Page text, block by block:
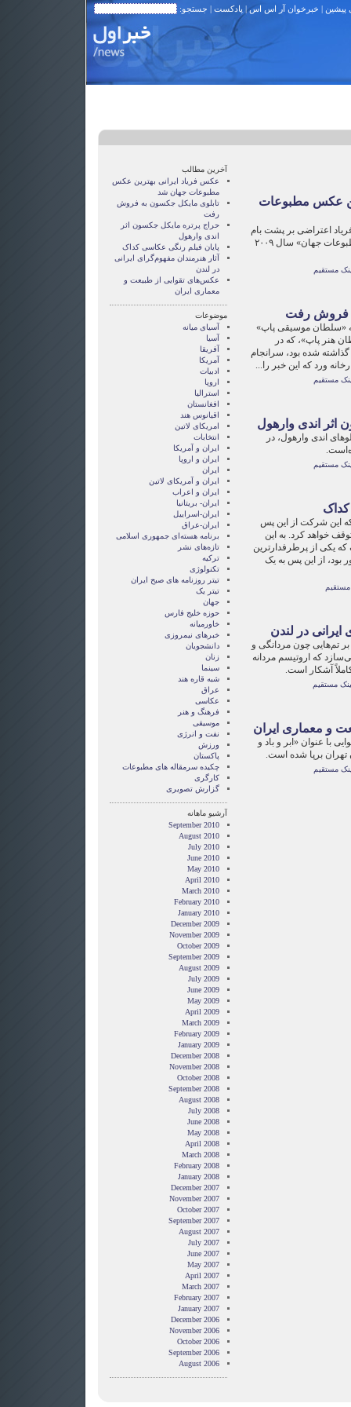
پیشین | خبرخوان آر اس اس| پادکست | جستجو:
عکس مطبوعات
اعتراضی بر پشت بام
خانه خود، برنده «جایزه عکس مطبوعات جهان» سال ۲۰۰۹
مستقیم
فروش رفت
«سلطان موسیقی پاپ»
هنر پاپ»، که در
گذاشته شده بود، سرانجام
ورد که این خبر را...
مستقیم
اثر اندی وارهول
اندی وارهول، در
مستقیم
این شرکت از این پس
خواهد کرد. به این
یکی از پرطرفدارترین
بود، از این پس به یک
مستقیم
ایرانی در لندن
تم‌هایی چون مردانگی و
که اروتیسم مردانه
آشکار است.
مستقیم
و معماری ایران
با عنوان «ابر و باد و
تهران برپا شده است.
مستقیم
آخرین مطالب
عکس فریاد ایرانی بهترین عکس
مطبوعات جهان شد
تابلوی مایکل جکسون به فروش
رفت
حراج پرتره مایکل جکسون اثر
اندی وارهول
پایان فیلم رنگی عکاسی کداک
آثار هنرمندان مفهوم‌گرای ایرانی
در لندن
عکس‌های تقوایی از طبیعت و
معماری ایران
موضوعات
آسيای ميانه
آسیا
آفریقا
آمریکا
ادبیات
اروپا
استرالیا
افغانستان
اقیانوس هند
امریکای لاتین
انتخابات
ايران و آمريکا
ايران و اروپا
ایران
ایران و آمریکای لاتین
ایران و اعراب
ایران- بریتانیا
ایران-اسراییل
ایران-عراق
برنامه هسته‌ای جمهوری اسلامی
تازه‌های نشر
ترکیه
تکنولوژی
تیتر روزنامه های صبح ایران
تیتر یک
جهان
حوزه خلیج فارس
خاورمیانه
خبرهای نیمروزی
دانشجویان
زنان
سینما
شبه قاره هند
عراق
عکاسی
فرهنگ و هنر
موسیقی
نفت و انرژی
ورزش
پاکستان
چکیده سرمقاله های مطبوعات
کارگری
گزارش تصويری
آرشیو ماهانه
September 2010
August 2010
July 2010
June 2010
May 2010
April 2010
March 2010
February 2010
January 2010
December 2009
November 2009
October 2009
September 2009
August 2009
July 2009
June 2009
May 2009
April 2009
March 2009
February 2009
January 2009
December 2008
November 2008
October 2008
September 2008
August 2008
July 2008
June 2008
May 2008
April 2008
March 2008
February 2008
January 2008
December 2007
November 2007
October 2007
September 2007
August 2007
July 2007
June 2007
May 2007
April 2007
March 2007
February 2007
January 2007
December 2006
November 2006
October 2006
September 2006
August 2006